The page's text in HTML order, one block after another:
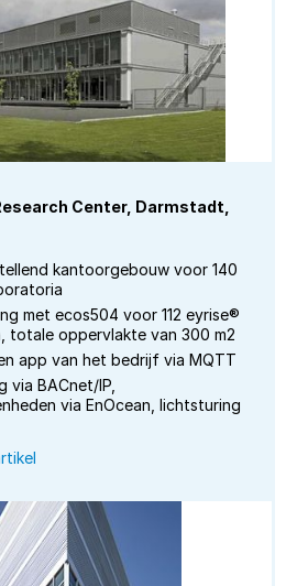
Center, Darmstadt,
kantoorgebouw voor 140
met ecos504 voor 112 eyrise®
totale oppervlakte van 300 m2
app van het bedrijf via MQTT
via BACnet/IP,
via EnOcean, lichtsturing